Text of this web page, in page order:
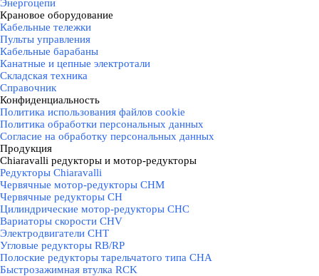
Энергоцепи
Крановое оборудование
Кабельные тележки
Пульты управления
Кабельные барабаны
Канатные и цепные электротали
Складская техника
Справочник
Конфиденциальность
Политика использования файлов cookie
Политика обработки персональных данных
Согласие на обработку персональных данных
Продукция
Chiaravalli редукторы и мотор-редукторы
Редукторы Chiaravalli
Червячные мотор-редукторы CHM
Червячные редукторы CH
Цилиндрические мотор-редукторы CHC
Вариаторы скорости CHV
Электродвигатели CHT
Угловые редукторы RB/RP
Полоские редукторы тарельчатого типа CHA
Быстрозажимная втулка RCK